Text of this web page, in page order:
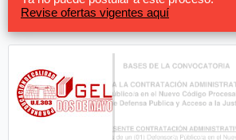
Revise ofertas vigentes aquí